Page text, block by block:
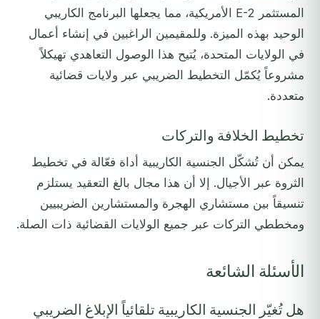
المستثمر E-2 الأمريكية، مما يجعلها البرنامج الكاريبي
الوحيد بهذه الميزة. وللمقيمين الراغبين في إنشاء أعمال
في الولايات المتحدة، يُتيح هذا الوصول التعاهدي تهيكلاً
مشروعاً يُكمّل التخطيط الضريبي عبر ولايات قضائية
متعددة.
تخطيط الخلافة والتركات
يمكن أن تُشكّل الجنسية الكاريبية أداة فعّالة في تخطيط
الثروة عبر الأجيال. إلا أن هذا مجال بالغ التعقيد يستلزم
تنسيقاً بين مستشاري الهجرة والمستشارين الضريبيين
ومخططي التركات عبر جميع الولايات القضائية ذات الصلة.
الأسئلة الشائعة
هل تُغيّر الجنسية الكاريبية تلقائياً الإبلاغ الضريبي